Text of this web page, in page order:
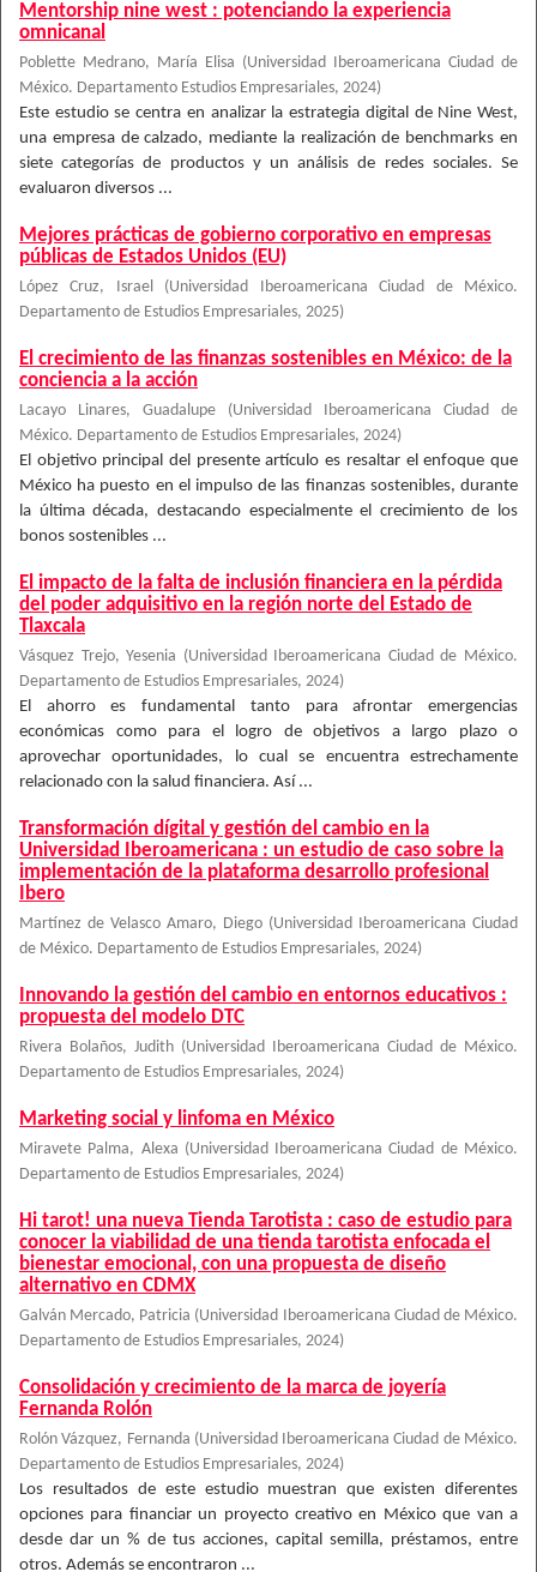
Mentorship nine west : potenciando la experiencia
omnicanal
Poblette Medrano, María Elisa (Universidad Iberoamericana Ciudad de
México. Departamento Estudios Empresariales, 2024)
Este estudio se centra en analizar la estrategia digital de Nine West,
una empresa de calzado, mediante la realización de benchmarks en
siete categorías de productos y un análisis de redes sociales. Se
evaluaron diversos ...
Mejores prácticas de gobierno corporativo en empresas
públicas de Estados Unidos (EU)
López Cruz, Israel (Universidad Iberoamericana Ciudad de México.
Departamento de Estudios Empresariales, 2025)
El crecimiento de las finanzas sostenibles en México: de la
conciencia a la acción
Lacayo Linares, Guadalupe (Universidad Iberoamericana Ciudad de
México. Departamento de Estudios Empresariales, 2024)
El objetivo principal del presente artículo es resaltar el enfoque que
México ha puesto en el impulso de las finanzas sostenibles, durante
la última década, destacando especialmente el crecimiento de los
bonos sostenibles ...
El impacto de la falta de inclusión financiera en la pérdida
del poder adquisitivo en la región norte del Estado de
Tlaxcala
Vásquez Trejo, Yesenia (Universidad Iberoamericana Ciudad de México.
Departamento de Estudios Empresariales, 2024)
El ahorro es fundamental tanto para afrontar emergencias
económicas como para el logro de objetivos a largo plazo o
aprovechar oportunidades, lo cual se encuentra estrechamente
relacionado con la salud financiera. Así ...
Transformación dígital y gestión del cambio en la
Universidad Iberoamericana : un estudio de caso sobre la
implementación de la plataforma desarrollo profesional
Ibero
Martínez de Velasco Amaro, Diego (Universidad Iberoamericana Ciudad
de México. Departamento de Estudios Empresariales, 2024)
Innovando la gestión del cambio en entornos educativos :
propuesta del modelo DTC
Rivera Bolaños, Judith (Universidad Iberoamericana Ciudad de México.
Departamento de Estudios Empresariales, 2024)
Marketing social y linfoma en México
Miravete Palma, Alexa (Universidad Iberoamericana Ciudad de México.
Departamento de Estudios Empresariales, 2024)
Hi tarot! una nueva Tienda Tarotista : caso de estudio para
conocer la viabilidad de una tienda tarotista enfocada el
bienestar emocional, con una propuesta de diseño
alternativo en CDMX
Galván Mercado, Patricia (Universidad Iberoamericana Ciudad de México.
Departamento de Estudios Empresariales, 2024)
Consolidación y crecimiento de la marca de joyería
Fernanda Rolón
Rolón Vázquez, Fernanda (Universidad Iberoamericana Ciudad de México.
Departamento de Estudios Empresariales, 2024)
Los resultados de este estudio muestran que existen diferentes
opciones para financiar un proyecto creativo en México que van a
desde dar un % de tus acciones, capital semilla, préstamos, entre
otros. Además se encontraron ...